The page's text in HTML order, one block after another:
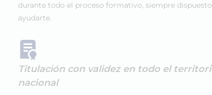
durante todo el proceso formativo, siempre
ayudarte.
Titulación con validez en todo el
nacional